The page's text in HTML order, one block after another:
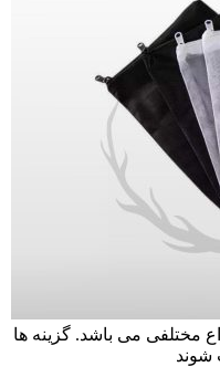
مختلفی می باشد. گزینه ها